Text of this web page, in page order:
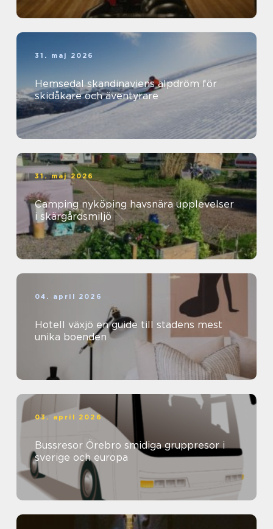
31. maj 2026
Hemsedal skandinaviens alpdröm för
skidåkare och äventyrare
31. maj 2026
Camping nyköping havsnära upplevelser
i skärgårdsmiljö
04. april 2026
Hotell växjö en guide till stadens mest
unika boenden
03. april 2026
Bussresor Örebro smidiga gruppresor i
sverige och europa